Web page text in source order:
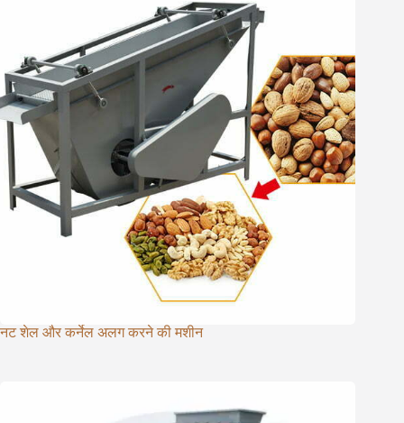
नट शेल और कर्नेल अलग करने की मशीन